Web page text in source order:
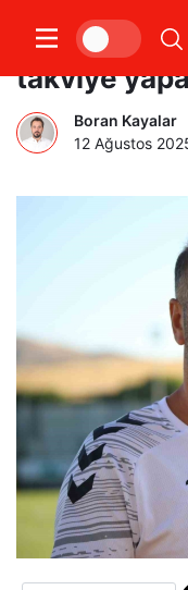
Osman
takviye
Boran Kayalar
12 Ağustos